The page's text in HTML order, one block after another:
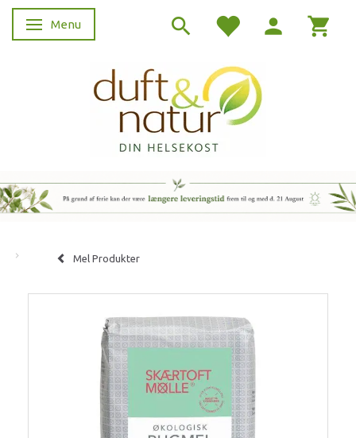
Skifte navigation
Menu
Mel Produkter